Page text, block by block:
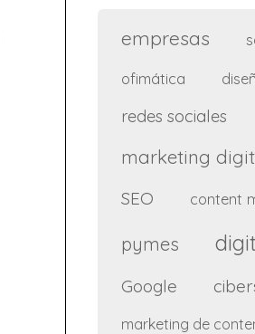
empresas
ofimática
redes sociales
marketing
SEO content
pymes
Google
marketing de